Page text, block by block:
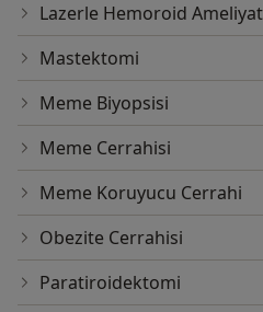
Lazerle Hemoroid
Mastektomi
Meme Biyopsisi
Meme Cerrahisi
Meme Koruyucu Cerrahi
Obezite Cerrahisi
Paratiroidektomi